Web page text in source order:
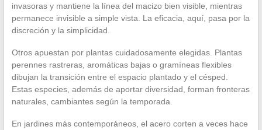
invasoras y mantiene la línea del macizo bien visible, mientras
permanece invisible a simple vista. La eficacia, aquí, pasa por la
discreción y la simplicidad.
Otros apuestan por plantas cuidadosamente elegidas. Plantas
perennes rastreras, aromáticas bajas o gramíneas flexibles
dibujan la transición entre el espacio plantado y el césped.
Estas especies, además de aportar diversidad, forman fronteras
naturales, cambiantes según la temporada.
En jardines más contemporáneos, el acero corten a veces hace